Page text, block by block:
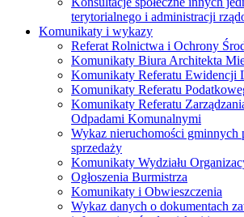
terytorialnego i administracji
Komunikaty i wykazy
Referat Rolnictwa i Ochrony
Komunikaty Biura Architekta
Komunikaty Referatu Ewidencji
Komunikaty Referatu
Komunikaty Referatu
Odpadami Komunalnymi
Wykaz nieruchomości gminnych
sprzedaży
Komunikaty Wydziału
Ogłoszenia Burmistrza
Komunikaty i Obwieszczenia
Wykaz danych o dokumentach